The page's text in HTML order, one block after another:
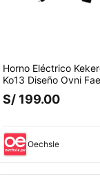
Horno Eléctrico
Ko13 Diseño Ovni
S/ 199.00
Oechsle